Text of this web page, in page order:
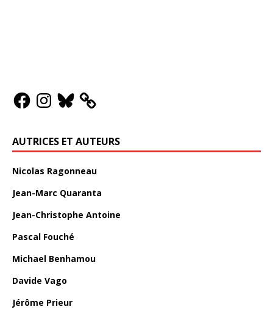
AUTRICES ET AUTEURS
Nicolas Ragonneau
Jean-Marc Quaranta
Jean-Christophe Antoine
Pascal Fouché
Michael Benhamou
Davide Vago
Jérôme Prieur